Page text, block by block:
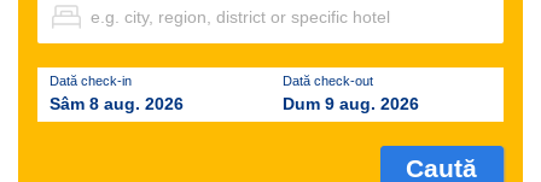
Dată check-in
Sâm 8 aug. 2026
Dată check-out
Dum 9 aug. 2026